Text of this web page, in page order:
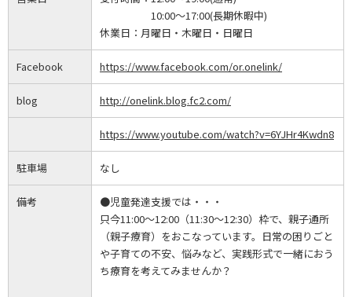
10:00～17:00(長期休暇中)
休業日： 月曜日・木曜日・日曜日
Facebook https://www.facebook.com/or.onelink/
blog http://onelink.blog.fc2.com/
https://www.youtube.com/watch?v=6YJHr4Kwdn8
駐車場 なし
備考
●児童発達支援では・・・
只今11:00～12:00（11:30～12:30）枠で、親子通所
（親子療育）をおこなっています。日常の困りごと
や子育ての不安、悩みなど、実践形式で一緒におう
ち療育を考えてみませんか？